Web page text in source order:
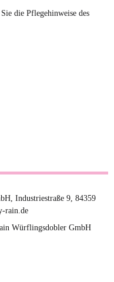
die Pflegehinweise des
Industriestraße 9, 84359
rain.de
Würflingsdobler GmbH